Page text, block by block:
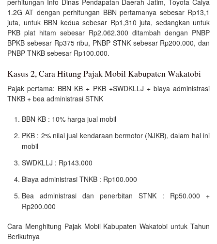
1.2G AT dengan perhitungan BBN pertamanya sebesar Rp13,1
juta, untuk BBN kedua sebesar Rp1,310 juta, sedangkan untuk
PKB plat hitam sebesar Rp2.062.300 ditambah dengan PNBP
BPKB sebesar Rp375 ribu, PNBP STNK sebesar Rp200.000, dan
PNBP TNKB sebesar Rp100.000.
Kasus 2, Cara Hitung Pajak Mobil Kabupaten Wakatobi
Pajak pertama: BBN KB + PKB +SWDKLLJ + biaya administrasi
TNKB + bea administrasi STNK
BBN KB : 10% harga jual mobil
PKB : 2% nilai jual kendaraan bermotor (NJKB), dalam hal ini
mobil
SWDKLLJ : Rp143.000
Biaya administrasi TNKB : Rp100.000
Bea administrasi dan penerbitan STNK : Rp50.000 +
Rp200.000
Cara Menghitung Pajak Mobil Kabupaten Wakatobi untuk Tahun
Berikutnya